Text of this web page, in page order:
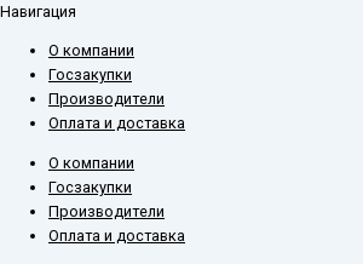
Навигация
О компании
Госзакупки
Производители
Оплата и доставка
О компании
Госзакупки
Производители
Оплата и доставка